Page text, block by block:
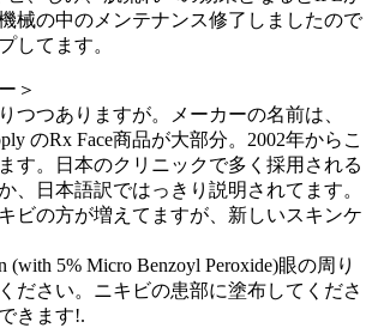
械の中のメンテナンス修了しましたので
してます。
＞
つつありますが。メーカーの名前は、
のRx Face商品が大部分。2002年からこ
す。日本のクリニックで多く採用される
、日本語訳ではっきり説明されてます。
ビの方が増えてますが、新しいスキンケ
(with 5% Micro Benzoyl Peroxide)眼の周り
ださい。ニキビの患部に塗布してくださ
きます!.